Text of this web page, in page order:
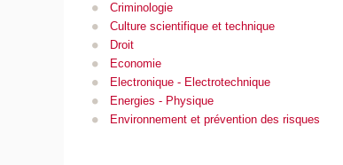
Criminologie
Culture scientifique et technique
Droit
Economie
Electronique - Electrotechnique
Energies - Physique
Environnement et prévention des risques